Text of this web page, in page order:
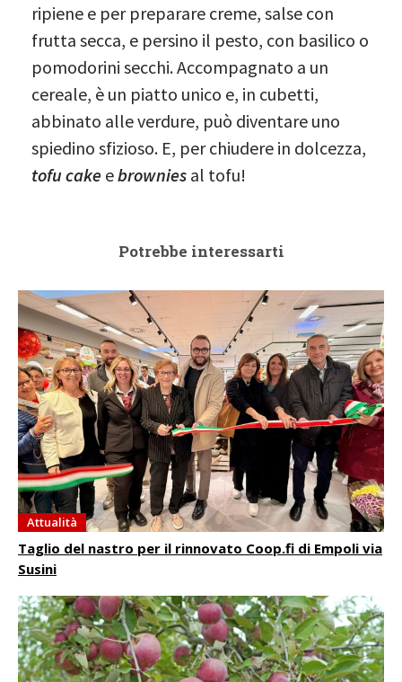
ripiene e per preparare creme, salse con
frutta secca, e persino il pesto, con basilico o
pomodorini secchi. Accompagnato a un
cereale, è un piatto unico e, in cubetti,
abbinato alle verdure, può diventare uno
spiedino sfizioso. E, per chiudere in dolcezza,
tofu cake ebrownies al tofu!
Potrebbe interessarti
Attualità
Taglio del nastro per il rinnovato Coop.fi di Empoli via
Susini